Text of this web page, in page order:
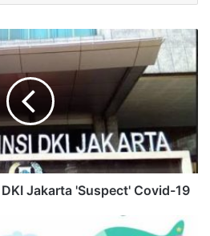
Jakarta 'Suspect' Covid-19